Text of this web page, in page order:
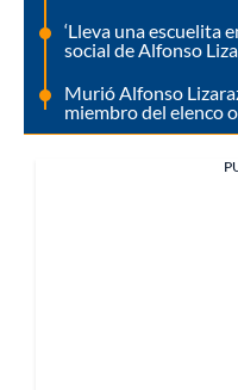
‘Lleva una escuelita
social de Alfonso
Murió Alfonso
miembro del elenco